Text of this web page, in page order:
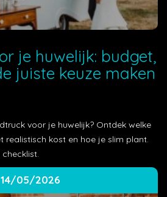
je huwelijk: budget,
juiste keuze maken
voor je huwelijk? Ontdek welke
realistisch kost en hoe je slim plant.
14/05/2026